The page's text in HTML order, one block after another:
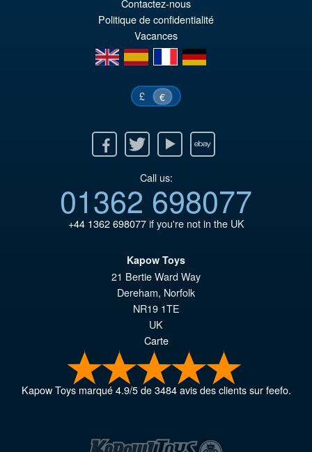
PRÉ COMMANDE
Politique de confidentialité
Vacances
en
es fr de
£ €
Twitter Youtube Ebay
Call us:
01362 698077
+44 1362 698077if you're not in the UK
Kapow Toys
21 Bertie Ward Way
Dereham, Norfolk
NR19 1TE
UK
Carte
Kapow Toysmarqué4.9/5de3484avis des clients sur feefo.